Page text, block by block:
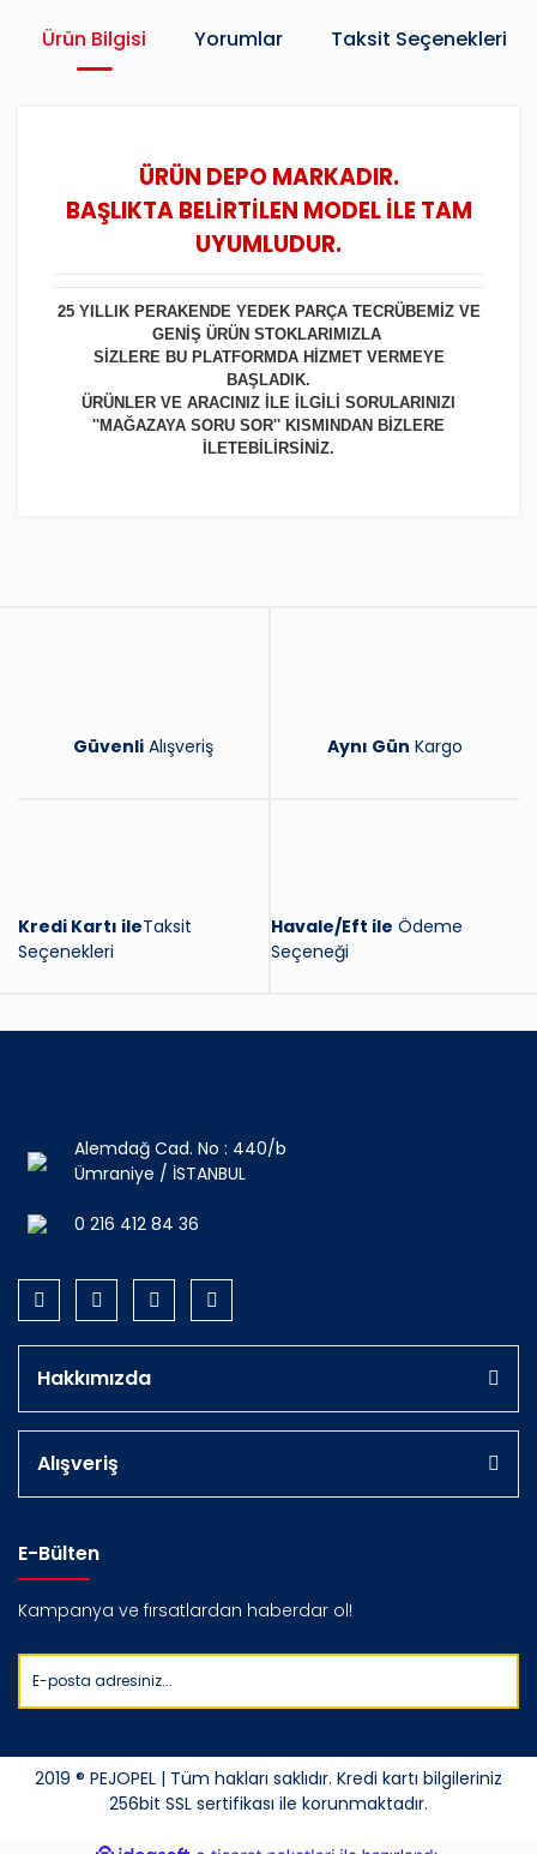
Ürün Bilgisi Yorumlar Taksit Seçenekleri
ÜRÜN DEPO MARKADIR.
BAŞLIKTA BELİRTİLEN MODEL İLE TAM
UYUMLUDUR.
25 YILLIK PERAKENDE YEDEK PARÇA TECRÜBEMİZ VE
GENİŞ ÜRÜN STOKLARIMIZLA
SİZLERE BU PLATFORMDA HİZMET VERMEYE
BAŞLADIK.
ÜRÜNLER VE ARACINIZ İLE İLGİLİ SORULARINIZI
''MAĞAZAYA SORU SOR'' KISMINDAN BİZLERE
İLETEBİLİRSİNİZ.
Güvenli Alışveriş Aynı Gün Kargo
Kredi Kartı ileTaksit
Seçenekleri
Havale/Eft ile Ödeme
Seçeneği
Alemdağ Cad. No : 440/b
Ümraniye / İSTANBUL
0 216 412 84 36
Hakkımızda
Alışveriş
E-Bülten
Kampanya ve fırsatlardan haberdar ol!
2019 ® PEJOPEL | Tüm hakları saklıdır. Kredi kartı bilgileriniz
256bit SSL sertifikası ile korunmaktadır.